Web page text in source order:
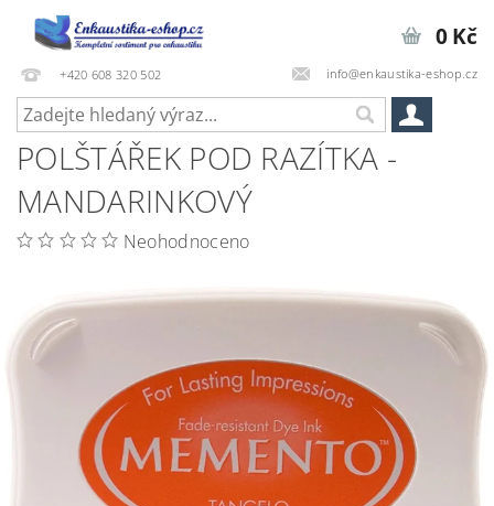
+420 608 320 502 info@enkaustika-eshop.cz
0 Kč
POLŠTÁŘEK POD RAZÍTKA -
MANDARINKOVÝ
Neohodnoceno